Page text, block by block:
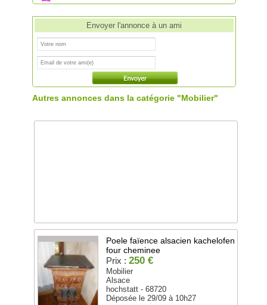
Envoyer l'annonce à un ami
Autres annonces dans la catégorie "Mobilier"
Poele faïence alsacien kachelofen
four cheminee
Prix : 250 €
Mobilier
Alsace
hochstatt - 68720
Déposée le 29/09 à 10h27